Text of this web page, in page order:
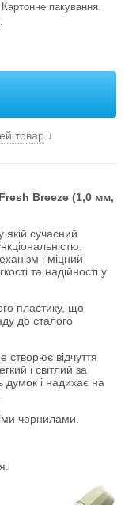
пакування.
товар↓
Breeze (1,0 мм,
сучасний
і міцний
та надійності у
пластику, що
до сталого
створює відчуття
і світлий за
думок і надихає на
чорнилами.